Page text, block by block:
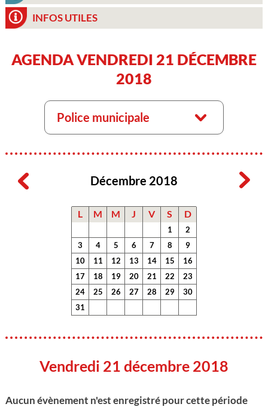
INFOS UTILES
AGENDA VENDREDI 21 DÉCEMBRE
2018
Police municipale
Décembre 2018
L M M J V S D
1
2
3
4 5 6 7 8
9
10
11 12 13 14 15
16
17
18 19 20 21 22
23
24
25 26 27 28 29
30
31
Vendredi 21 décembre 2018
Aucun évènement n'est enregistré pour cette période